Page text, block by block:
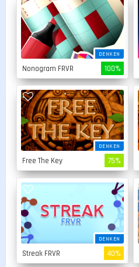
DENKEN
Nonogram FRVR 100%
DENKEN
Free The Key 75%
DENKEN
Streak FRVR 40%